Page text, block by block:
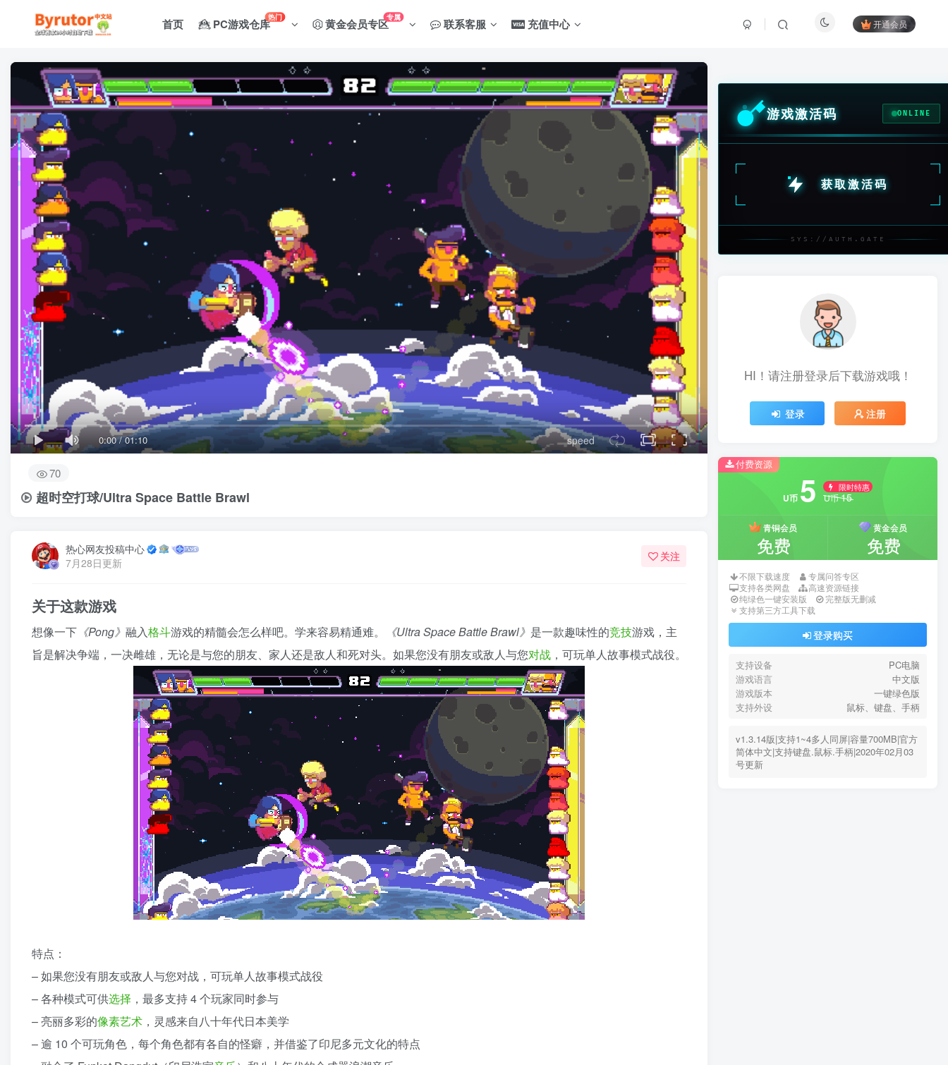
首页 PC游戏仓库热门 黄金会员专区专属 联系客服 充值中心 开通会员
0:00/01:10 speed
70
超时空打球/Ultra Space Battle Brawl
热心网友投稿中心
7月28日更新
关注
关于这款游戏
想像一下 《Pong》 融入格斗游戏的精髓会怎么样吧。学来容易精通难。 《Ultra Space Battle Brawl》 是一款趣味性的竞技游戏，主
旨是解决争端，一决雌雄，无论是与您的朋友、家人还是敌人和死对头。如果您没有朋友或敌人与您对战 ，可玩单人故事模式战役。
特点：
– 如果您没有朋友或敌人与您对战，可玩单人故事模式战役
– 各种模式可供选择 ，最多支持 4 个玩家同时参与
– 亮丽多彩的像素艺术 ，灵感来自八十年代日本美学
– 逾 10 个可玩角色，每个角色都有各自的怪癖，并借鉴了印尼多元文化的特点
游戏激活码 ONLINE
获取激活码
SYS://AUTH.GATE
HI！请注册登录后下载游戏哦！
登录 注册
付费资源
U币 5 限时特惠
U币15
青铜会员
免费
黄金会员
免费
不限下载速度
专属问答专区
支持各类网盘
高速资源链接
纯绿色一键安装版
完整版无删减
支持第三方工具下载
登录购买
支持设备
PC电脑
游戏语言
中文版
游戏版本
一键绿色版
支持外设
鼠标、键盘、手柄
v1.3.14版|支持1~4多人同屏|容量700MB|官方
简体中文|支持键盘.鼠标.手柄|2020年02月03
号更新